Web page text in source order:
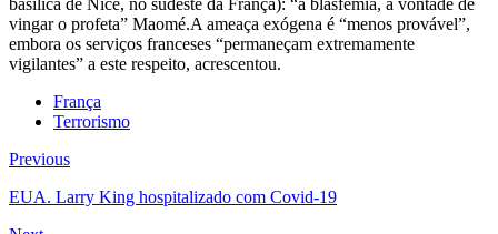
vingar o profeta” Maomé.A ameaça exógena é “menos provável”,
embora os serviços franceses “permaneçam extremamente
vigilantes” a este respeito, acrescentou.
França
Terrorismo
Previous
EUA. Larry King hospitalizado com Covid-19